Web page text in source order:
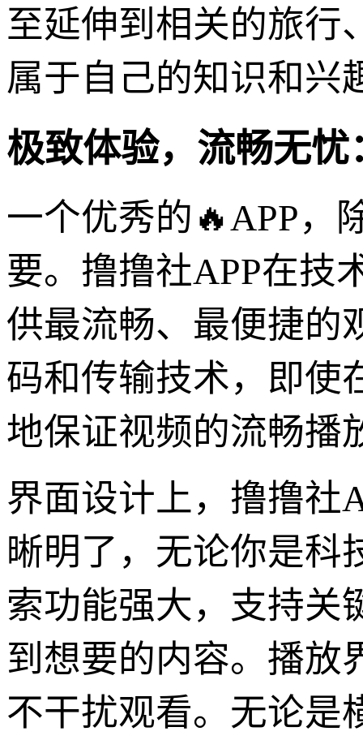
至延伸到相关的旅行
属于自己的知识和兴
极致体验，流畅无
一个优秀的🔥APP，
要。撸撸社APP在技
供最流畅、最便捷的
码和传输技术，即使
地保证视频的流畅播
界面设计上，撸撸社
晰明了，无论你是科
索功能强大，支持关
到想要的内容。播放
不干扰观看。无论是